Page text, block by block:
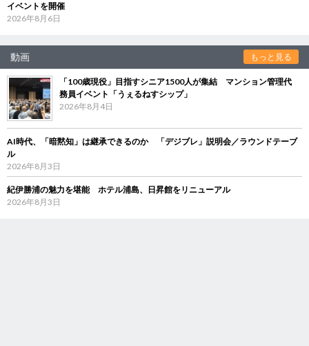
イベントを開催
2026年8月6日
動画 もっと見る
「100歳現役」目指すシニア1500人が集結 マンション管理代
務員イベント「うぇるねすシップ」
2026年8月4日
AI時代、「暗黙知」は継承できるのか 「デジブレ」説明会／ラウンドテーブ
ル
2026年8月3日
紀伊勝浦の魅力を堪能 ホテル浦島、日昇館をリニューアル
2026年8月3日